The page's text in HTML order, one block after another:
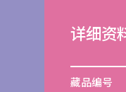
详细资
藏品编号